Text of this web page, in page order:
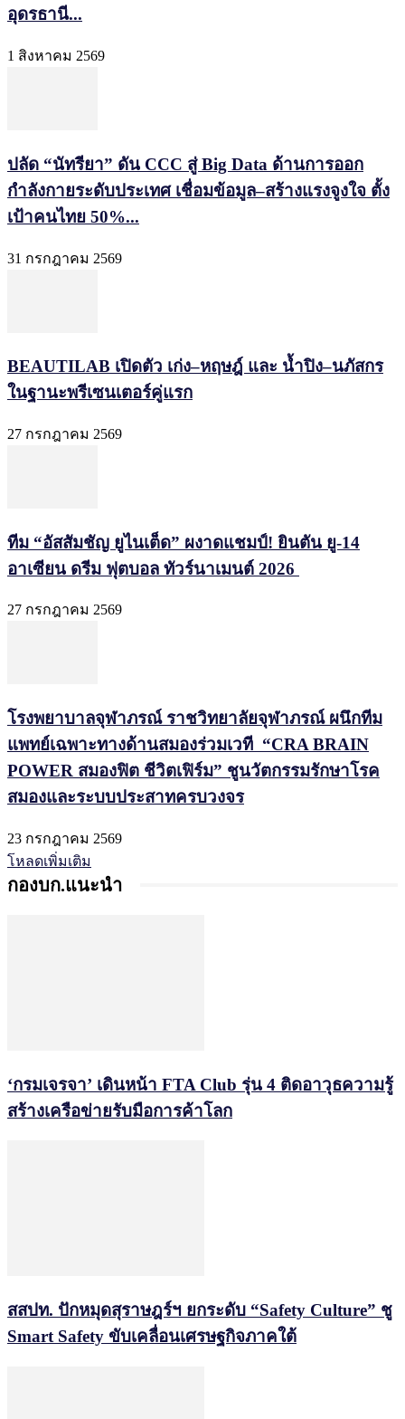
อุดรธานี...
1 สิงหาคม 2569
ปลัด “นัทรียา” ดัน CCC สู่ Big Data ด้านการออก
กำลังกายระดับประเทศ เชื่อมข้อมูล–สร้างแรงจูงใจ ตั้ง
เป้าคนไทย 50%...
31 กรกฎาคม 2569
BEAUTILAB เปิดตัว เก่ง–หฤษฎ์ และ น้ำปิง–นภัสกร
ในฐานะพรีเซนเตอร์คู่แรก
27 กรกฎาคม 2569
ทีม “อัสสัมชัญ ยูไนเต็ด” ผงาดแชมป์! ยินตัน ยู-14
อาเซียน ดรีม ฟุตบอล ทัวร์นาเมนต์ 2026
27 กรกฎาคม 2569
โรงพยาบาลจุฬาภรณ์ ราชวิทยาลัยจุฬาภรณ์ ผนึกทีม
แพทย์เฉพาะทางด้านสมองร่วมเวที “CRA BRAIN
POWER สมองฟิต ชีวิตเฟิร์ม” ชูนวัตกรรมรักษาโรค
สมองและระบบประสาทครบวงจร
23 กรกฎาคม 2569
โหลดเพิ่มเติม
กองบก.แนะนำ
‘กรมเจรจา’ เดินหน้า FTA Club รุ่น 4 ติดอาวุธความรู้
สร้างเครือข่ายรับมือการค้าโลก
สสปท. ปักหมุดสุราษฎร์ฯ ยกระดับ “Safety Culture” ชู
Smart Safety ขับเคลื่อนเศรษฐกิจภาคใต้